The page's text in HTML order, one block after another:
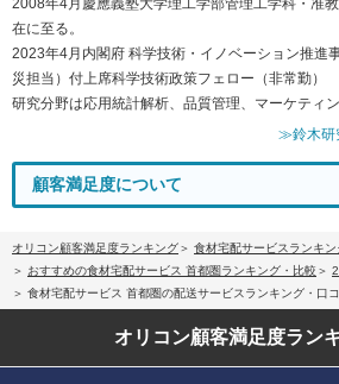
在に至る。
2023年4月内閣府 科学技術・イノベーション推進
災担当）付上席科学技術政策フェロー（非常勤）
研究分野は応用統計解析、品質管理、マーケティン
≫鈴木研
顧客満足度について
オリコン顧客満足度ランキング
食材宅配サービスランキン
おすすめの食材宅配サービス 首都圏ランキング・比較
食材宅配サービス 首都圏の配送サービスランキング・口
オリコン顧客満足度ラン